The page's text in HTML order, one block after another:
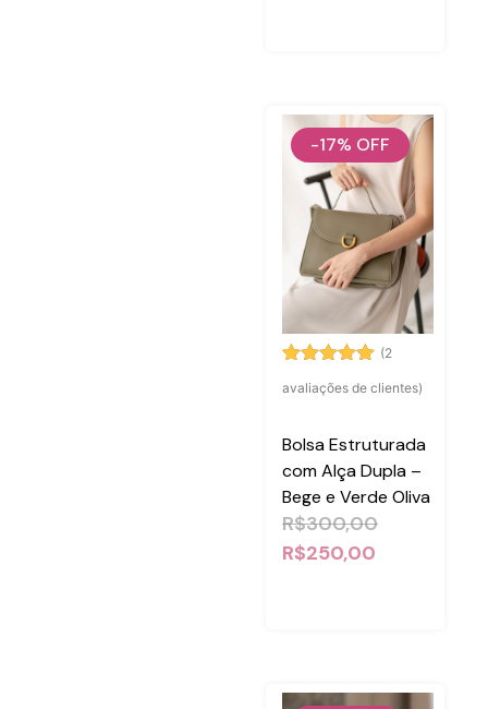
-17% OFF
como5.00
em
avaliações
de clientes
(2
avaliações de clientes)
Bolsa Estruturada
com Alça Dupla –
Bege e Verde Oliva
R$300,00
R$250,00